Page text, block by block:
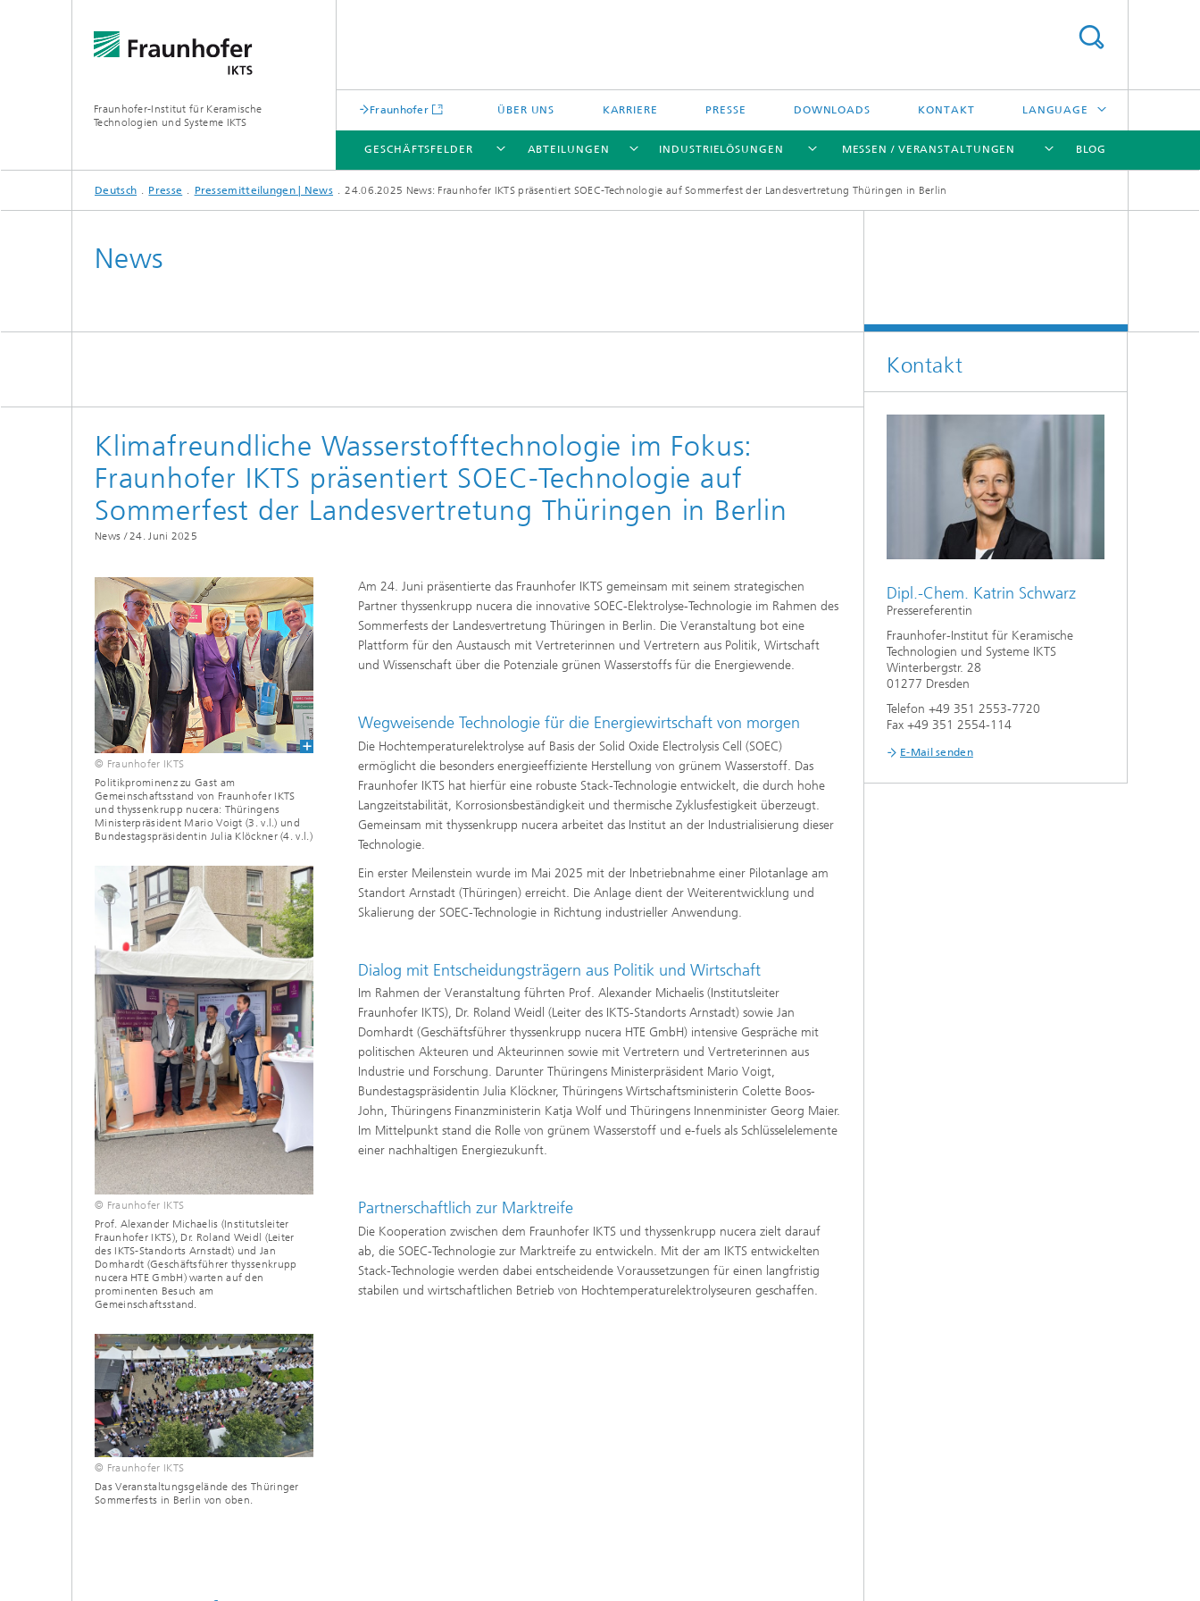
Fraunhofer-Institut für Keramische
Technologien und Systeme IKTS
Fraunhofer ÜBER UNS KARRIERE PRESSE DOWNLOADS KONTAKT LANGUAGE
ENGLISH
GESCHÄFTSFELDER
GESCHÄFTSFELDER
ABTEILUNGEN
ABTEILUNGEN
Mikroelektronik-Materialien und
Nanoanalytik
Prüf- und Analysesysteme
Werkstoffe und Komponenten Oxidkeramik Energie- und Verfahrenstechnik
Hochtemperaturseparation und
Technologieökonomik und
Nachhaltigkeitsanalyse
Materialdaten
Sintern und Charakterisierung
INDUSTRIELÖSUNGEN
INDUSTRIELÖSUNGEN
MESSEN / VERANSTALTUNGEN
MESSEN / VERANSTALTUNGEN
Security Innovation Day
BLOG
Deutsch Presse Pressemitteilungen | News 24.06.2025 News: Fraunhofer IKTS präsentiert SOEC-Technologie auf Sommerfest der Landesvertretung Thüringen in Berlin
News
Klimafreundliche Wasserstofftechnologie im Fokus:
Fraunhofer IKTS präsentiert SOEC-Technologie auf
Sommerfest der Landesvertretung Thüringen in Berlin
News / 24. Juni 2025
© Fraunhofer IKTS
Politikprominenz zu Gast am
Gemeinschaftsstand von Fraunhofer IKTS
und thyssenkrupp nucera: Thüringens
Ministerpräsident Mario Voigt (3. v.l.) und
Bundestagspräsidentin Julia Klöckner (4. v.l.)
© Fraunhofer IKTS
Prof. Alexander Michaelis (Institutsleiter
Fraunhofer IKTS), Dr. Roland Weidl (Leiter
des IKTS-Standorts Arnstadt) und Jan
Domhardt (Geschäftsführer thyssenkrupp
nucera HTE GmbH) warten auf den
prominenten Besuch am
Gemeinschaftsstand.
© Fraunhofer IKTS
Das Veranstaltungsgelände des Thüringer
Sommerfests in Berlin von oben.
Am 24. Juni präsentierte das Fraunhofer IKTS gemeinsam mit seinem strategischen
Partner thyssenkrupp nucera die innovative SOEC-Elektrolyse-Technologie im Rahmen des
Sommerfests der Landesvertretung Thüringen in Berlin. Die Veranstaltung bot eine
Plattform für den Austausch mit Vertreterinnen und Vertretern aus Politik, Wirtschaft
und Wissenschaft über die Potenziale grünen Wasserstoffs für die Energiewende.
Wegweisende Technologie für die Energiewirtschaft von morgen
Die Hochtemperaturelektrolyse auf Basis der Solid Oxide Electrolysis Cell (SOEC)
ermöglicht die besonders energieeffiziente Herstellung von grünem Wasserstoff. Das
Fraunhofer IKTS hat hierfür eine robuste Stack-Technologie entwickelt, die durch hohe
Langzeitstabilität, Korrosionsbeständigkeit und thermische Zyklusfestigkeit überzeugt.
Gemeinsam mit thyssenkrupp nucera arbeitet das Institut an der Industrialisierung dieser
Technologie.
Ein erster Meilenstein wurde im Mai 2025 mit der Inbetriebnahme einer Pilotanlage am
Standort Arnstadt (Thüringen) erreicht. Die Anlage dient der Weiterentwicklung und
Skalierung der SOEC-Technologie in Richtung industrieller Anwendung.
Dialog mit Entscheidungsträgern aus Politik und Wirtschaft
Im Rahmen der Veranstaltung führten Prof. Alexander Michaelis (Institutsleiter
Fraunhofer IKTS), Dr. Roland Weidl (Leiter des IKTS-Standorts Arnstadt) sowie Jan
Domhardt (Geschäftsführer thyssenkrupp nucera HTE GmbH) intensive Gespräche mit
politischen Akteuren und Akteurinnen sowie mit Vertretern und Vertreterinnen aus
Industrie und Forschung. Darunter Thüringens Ministerpräsident Mario Voigt,
Bundestagspräsidentin Julia Klöckner, Thüringens Wirtschaftsministerin Colette Boos-
John, Thüringens Finanzministerin Katja Wolf und Thüringens Innenminister Georg Maier.
Im Mittelpunkt stand die Rolle von grünem Wasserstoff und e-fuels als Schlüsselelemente
einer nachhaltigen Energiezukunft.
Partnerschaftlich zur Marktreife
Die Kooperation zwischen dem Fraunhofer IKTS und thyssenkrupp nucera zielt darauf
ab, die SOEC-Technologie zur Marktreife zu entwickeln. Mit der am IKTS entwickelten
Stack-Technologie werden dabei entscheidende Voraussetzungen für einen langfristig
stabilen und wirtschaftlichen Betrieb von Hochtemperaturelektrolyseuren geschaffen.
Kontakt
Dipl.-Chem. Katrin Schwarz
Pressereferentin
Fraunhofer-Institut für Keramische
Technologien und Systeme IKTS
Winterbergstr. 28
01277 Dresden
Telefon +49 351 2553-7720
Fax +49 351 2554-114
E-Mail senden